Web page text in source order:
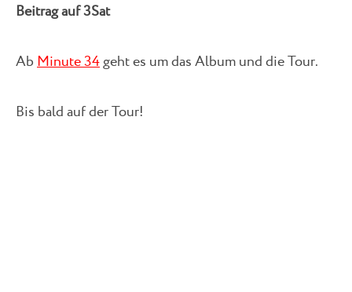
Beitrag auf 3Sat
AbMinute 34geht es um das Album und die Tour.
Bis bald auf der Tour!